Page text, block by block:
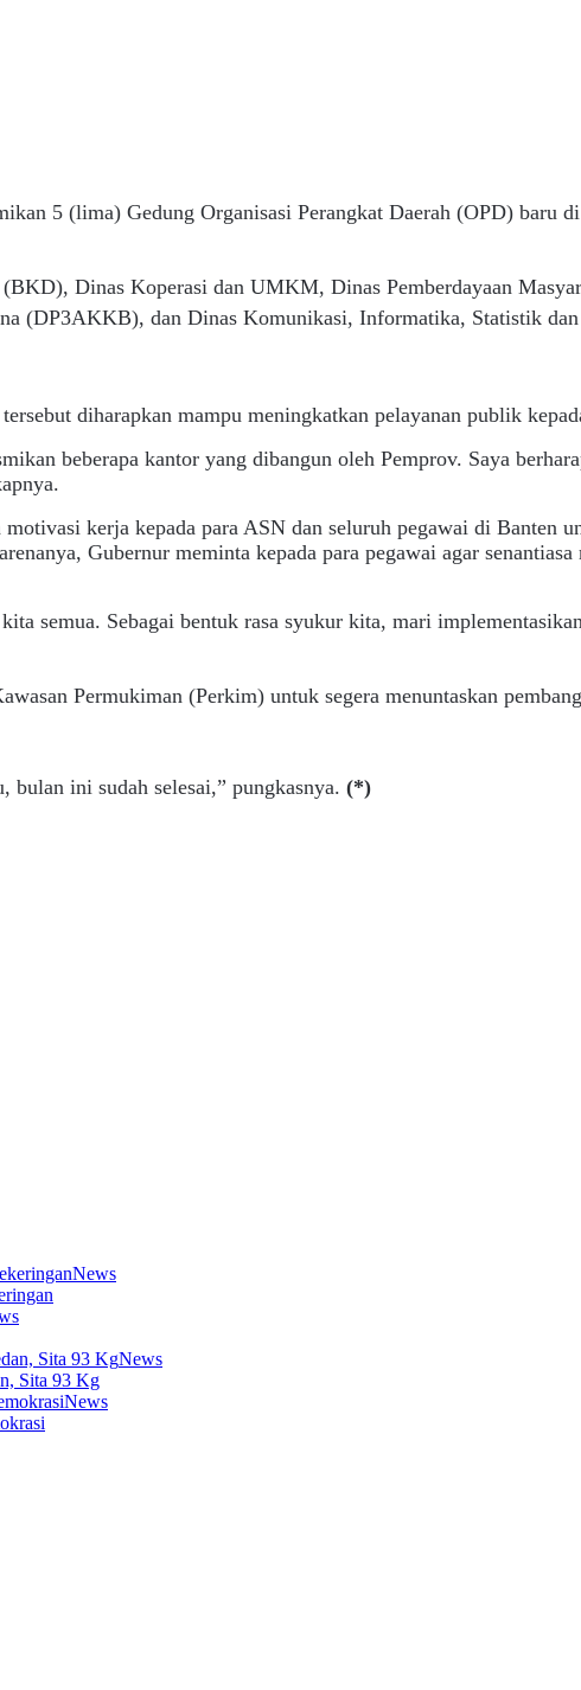
5 (lima) Gedung Organisasi Perangkat Daerah (OPD) baru
Dinas Koperasi dan UMKM, Dinas Pemberdayaan
(DP3AKKB), dan Dinas Komunikasi, Informatika, Statistik
diharapkan mampu meningkatkan pelayanan publik
beberapa kantor yang dibangun oleh Pemprov. Saya
kerja kepada para ASN dan seluruh pegawai di Banten
Gubernur meminta kepada para pegawai agar
semua. Sebagai bentuk rasa syukur kita, mari
Permukiman (Perkim) untuk segera menuntaskan
bulan ini sudah selesai,” pungkasnya. (*)
News
News
Sita 93 Kg
News